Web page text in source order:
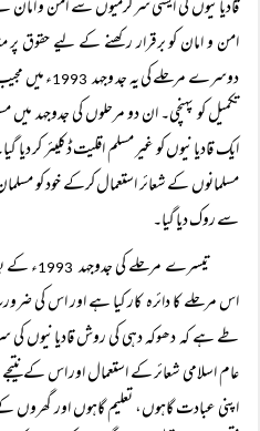
قادیانیوں کی ایسی سرگرمیوں سے امن و
امن و امان کو برقرار رکھنے کے لیے حقوق
دوسرے مرحلے کی یہ جد وجہد1993
ء میں
تکمیل کو پہنچی۔ ان دو مرحلوں کی جدوجہد
ایک قادیانیوں کو غیر مسلم اقلیت ڈکلیئر کر
مسلمانوں کے شعائر استعمال کرکے خود کو
سے روک دیا گیا۔
تیسرے مرحلے کی جدوجہد1993
ء کے
اس مرحلے کا دائرہ کار کیا ہے اور اس کی
طے ہے کہ دھوکہ دہی کی روش
عام اسلامی شعائر کے استعمال اور اس کے
اپنی عبادت گاہوں، تعلیم گاہوں اور گھروں